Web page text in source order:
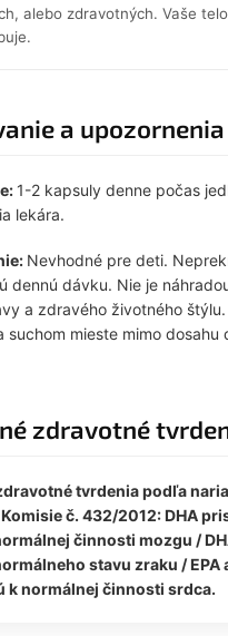
alebo zdravotných. Vaše
a upozornenia
1-2 kapsuly denne počas
lekára.
Nevhodné pre deti.
dennú dávku. Nie je
a zdravého životného
suchom mieste mimo dosahu
zdravotné
tvrdenia podľa
č. 432/2012: DHA
činnosti mozgu /
stavu zraku / EPA
k normálnej činnosti srdca.